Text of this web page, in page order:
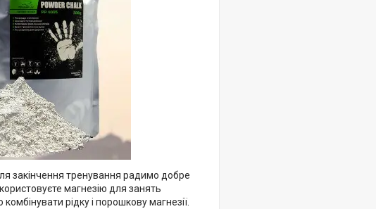
закінчення тренування радимо добре
магнезію для занять
рідку і порошкову магнезії.